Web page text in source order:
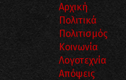
Αρχική
Πολιτικά
Πολιτισμός
Κοινωνία
Λογοτεχνία
Απόψεις